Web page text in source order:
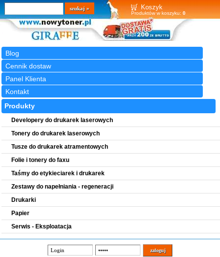
Koszyk
Produktów w koszyku: 0
Blog
Cennik dostaw
Panel Klienta
Kontakt
Wyszukiwarka
szukaj
Produkty
Developery do drukarek laserowych
Tonery do drukarek laserowych
Tusze do drukarek atramentowych
Folie i tonery do faxu
Taśmy do etykieciarek i drukarek
Zestawy do napełniania - regeneracji
Drukarki
Papier
Serwis - Eksploatacja